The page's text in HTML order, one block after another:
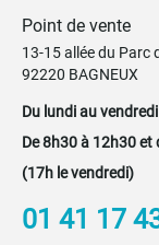
Point de vente
13-15 allée du Parc
92220 BAGNEUX
Du lundi au vendredi
De 8h30 à 12h30 et
(17h le vendredi)
01 41 17